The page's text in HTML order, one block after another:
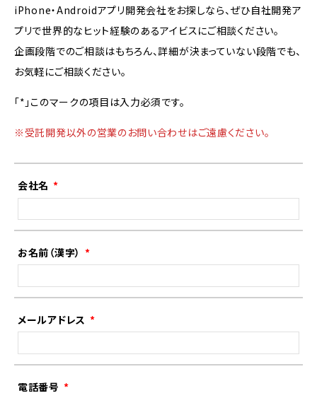
iPhone・Androidアプリ開発会社をお探しなら、ぜひ自社開発ア
プリで世界的なヒット経験のあるアイビスにご相談ください。
企画段階でのご相談はもちろん、詳細が決まっていない段階でも、
お気軽にご相談ください。
「*」このマークの項目は入力必須です。
※受託開発以外の営業のお問い合わせはご遠慮ください。
会社名
お名前（漢字）
メールアドレス
電話番号